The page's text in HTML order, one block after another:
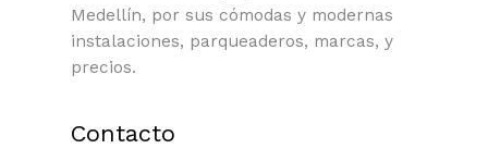
Medellín, por sus cómodas y modernas
instalaciones, parqueaderos, marcas, y
precios.
Contacto